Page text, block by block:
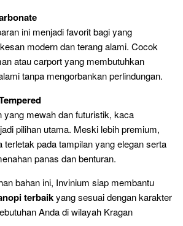
ini menjadi favorit bagi yang
modern dan terang alami. Cocok
atau carport yang membutuhkan
tanpa mengorbankan perlindungan.
yang mewah dan futuristik, kaca
pilihan utama. Meski lebih premium,
terletak pada tampilan yang elegan serta
panas dan benturan.
bahan ini, Invinium siap membantu
terbaikyang sesuai dengan karakter
Anda di wilayah Kragan